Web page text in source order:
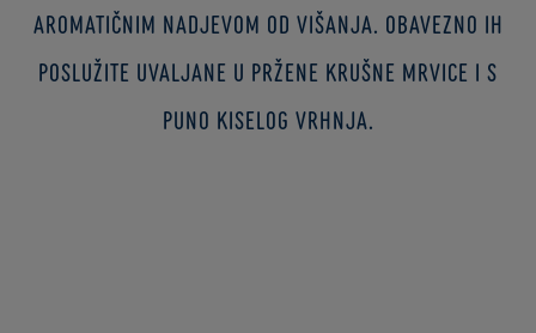
aromatičnim nadjevom od višanja. Obavezno ih
poslužite uvaljane u pržene krušne mrvice i s
puno kiselog vrhnja.